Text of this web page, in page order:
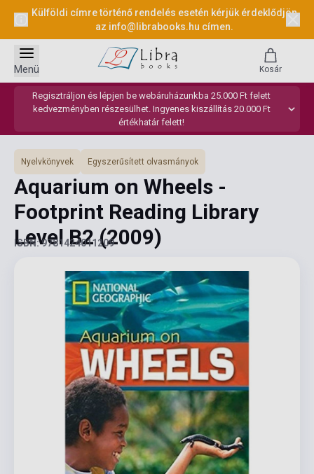
Külföldi címre történő rendelés esetén kérjük érdeklődjön
az info@librabooks.hu címen.
Regisztráljon és lépjen be webáruházunkba 25.000 Ft felett
kedvezményben részesülhet. Ingyenes kiszállítás 20.000 Ft
értékhatár felett!
Menü Kosár
Nyelvkönyvek Egyszerűsített olvasmányok
Aquarium on Wheels -
Footprint Reading Library
Level B2(2009)
ISBN: 9781424011209